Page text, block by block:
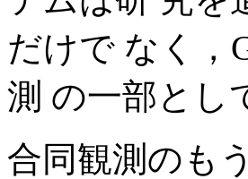
だけで なく，
測 の一部とし
合同観測のも